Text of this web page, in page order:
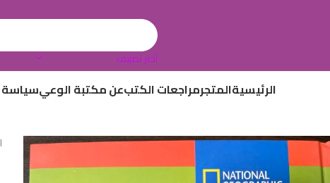
أختر تصنيف
الرئيسيةالمتجرمراجعات الكتبعن مكتبة الوعي